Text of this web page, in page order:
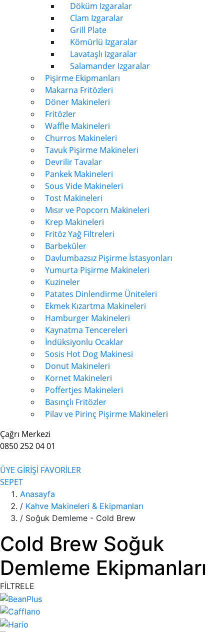
Döküm Izgaralar
Clam Izgaralar
Grill Plate
Kömürlü Izgaralar
Lavataşlı Izgaralar
Salamander Izgaralar
Pişirme Ekipmanları
Makarna Fritözleri
Döner Makineleri
Fritözler
Waffle Makineleri
Churros Makineleri
Tavuk Pişirme Makineleri
Devrilir Tavalar
Pankek Makineleri
Sous Vide Makineleri
Tost Makineleri
Mısır ve Popcorn Makineleri
Krep Makineleri
Fritöz Yağ Filtreleri
Barbeküler
Davlumbazsız Pişirme İstasyonları
Yumurta Pişirme Makineleri
Kuzineler
Patates Dinlendirme Üniteleri
Ekmek Kızartma Makineleri
Hamburger Makineleri
Kaynatma Tencereleri
İndüksiyonlu Ocaklar
Sosis Hot Dog Makinesi
Donut Makineleri
Kornet Makineleri
Poffertjes Makineleri
Basınçlı Fritözler
Pilav ve Pirinç Pişirme Makineleri
Çağrı Merkezi
0850 252 04 01
ÜYE GİRİŞİ FAVORİLER
SEPET
Anasayfa
/ Kahve Makineleri & Ekipmanları
/ Soğuk Demleme - Cold Brew
Cold Brew Soğuk
Demleme Ekipmanları
FİLTRELE